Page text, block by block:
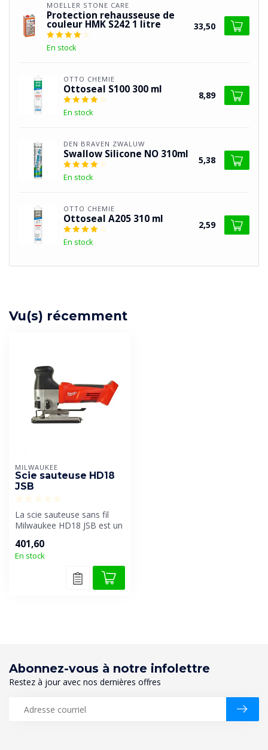
MOELLER STONE CARE
Protection rehausseuse de
couleur HMK S242 1 litre
En stock
33,50
OTTO CHEMIE
Ottoseal S100 300 ml
En stock
8,89
DEN BRAVEN ZWALUW
Swallow Silicone NO 310ml
En stock
5,38
OTTO CHEMIE
Ottoseal A205 310 ml
En stock
2,59
Vu(s) récemment
MILWAUKEE
Scie sauteuse HD18
JSB
La scie sauteuse sans fil
Milwaukee HD18 JSB est un
le...
401,60
En stock
Abonnez-vous à notre infolettre
Restez à jour avec nos dernières offres